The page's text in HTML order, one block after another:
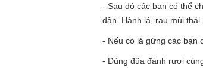
- Sau đó các bạn có thể
dần. Hành lá, rau mùi thái
- Nếu có lá gừng các bạn
- Dùng đũa đánh rươi